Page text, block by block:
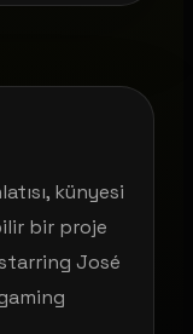
künyesi
bir proje
José